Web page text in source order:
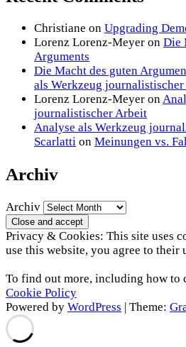
Christiane on Upgrading
Lorenz Lorenz-Meyer on Die
Arguments
Die Macht des guten
als Werkzeug
Lorenz Lorenz-Meyer on
journalistischer Arbeit
Analyse als Werkzeug
Scarlatti on Meinungen vs.
Archiv
Archiv
Privacy & Cookies: This site uses
use this website, you agree to their
To find out more, including how to
Cookie Policy
Powered by WordPress | Theme: